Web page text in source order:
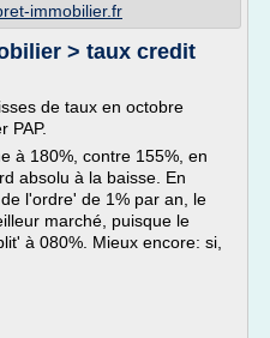
immobilier.fr
> taux credit
de taux en octobre
PAP.
à 180%, contre 155%, en
absolu à la baisse. En
l'ordre' de 1% par an, le
marché, puisque le
à 080%. Mieux encore: si,